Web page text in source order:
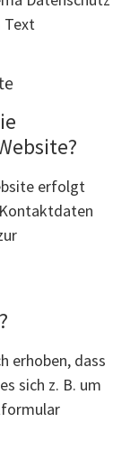
Text
erfolgt
erhoben, dass
sich z. B. um